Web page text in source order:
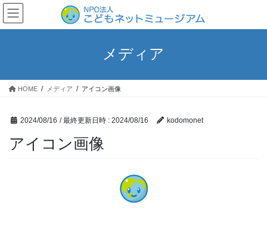
コ
ン
テ
ス
ナ
ビ
ゲ
ン
メディア
HOME メディア アイコン画像
2024/08/16 / 最終更新日時 : 2024/08/16 kodomonet
アイコン画像